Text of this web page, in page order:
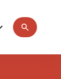
Rechercher